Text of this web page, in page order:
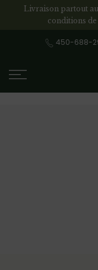
AllerLivraison partout
conditions
450-688-